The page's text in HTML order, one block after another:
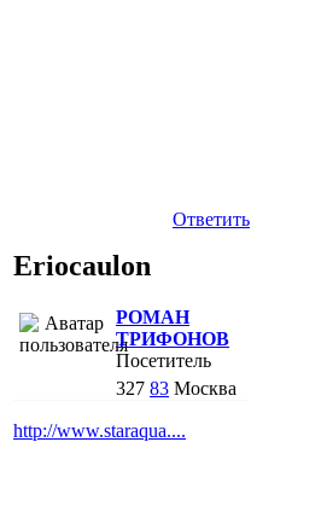
Ответить
Eriocaulon
РОМАН
ТРИФОНОВ
Посетитель
327 83 Москва
http://www.staraqua....